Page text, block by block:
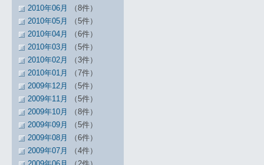
2010年06月
（8件）
2010年05月
（5件）
2010年04月
（6件）
2010年03月
（5件）
2010年02月
（3件）
2010年01月
（7件）
2009年12月
（5件）
2009年11月
（5件）
2009年10月
（8件）
2009年09月
（5件）
2009年08月
（6件）
2009年07月
（4件）